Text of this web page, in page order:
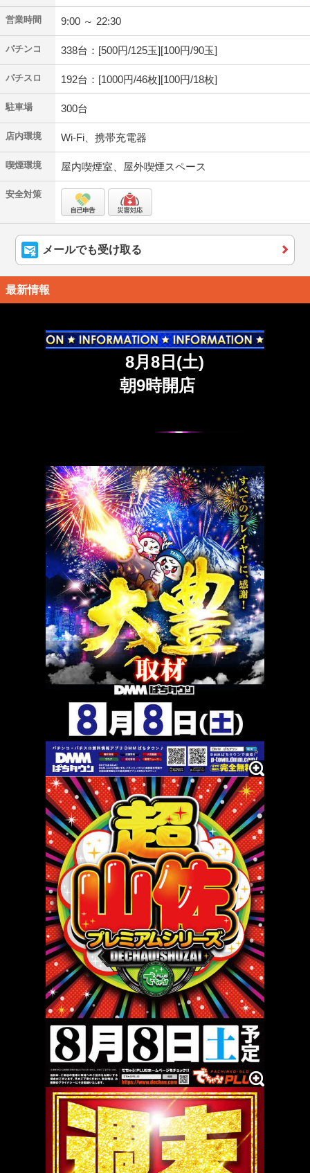
営業時間 9:00 ～ 22:30
パチンコ 338台：[500円/125玉][100円/90玉]
パチスロ 192台：[1000円/46枚][100円/18枚]
駐車場 300台
店内環境 Wi-Fi、携帯充電器
喫煙環境 屋内喫煙室、屋外喫煙スペース
安全対策
メールでも受け取る
最新情報
8月8日(土)
朝9時開店